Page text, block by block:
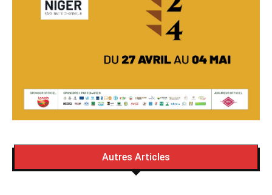
Autres Articles